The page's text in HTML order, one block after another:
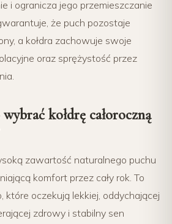
i ogranicza jego przemieszczanie
że puch pozostaje
a kołdra zachowuje swoje
oraz sprężystość przez
kołdrę całoroczną
zawartość naturalnego puchu
komfort przez cały rok. To
które oczekują lekkiej, oddychającej
zdrowy i stabilny sen